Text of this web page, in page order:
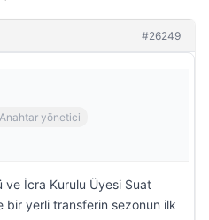
#26249
Anahtar yönetici
ve İcra Kurulu Üyesi Suat
bir yerli transferin sezonun ilk